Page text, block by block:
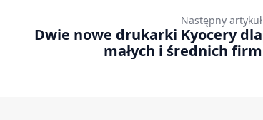
Następny artykuł
Dwie nowe drukarki Kyocery dla
małych i średnich firm